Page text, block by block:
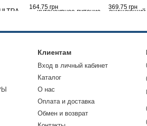
d'arg. 250 мл.
164.75 грн
369.75 грн
Клиентам
Вход в личный кабинет
Каталог
О нас
Оплата и доставка
Обмен и возврат